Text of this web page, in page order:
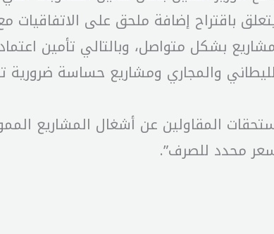
باقتراح إضافة ملحق على الاتفاقيات
بشكل متواصل، وبالتالي تأمين
والمجاري ومشاريع حساسة
سعر محدد للصرف”.